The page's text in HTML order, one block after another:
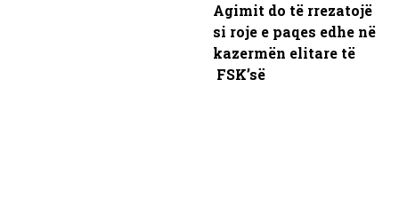
Agimit do të rrezatojë
si roje e paqes edhe në
kazermën elitare të​
FSK’së